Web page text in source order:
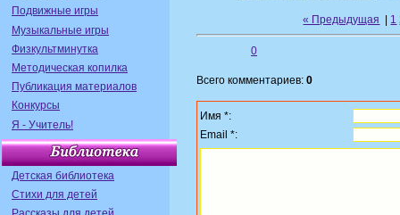
Подвижные игры
Музыкальные игры
Физкультминутка
Методическая копилка
Публикация материалов
Конкурсы
Я - Учитель!
Детская библиотека
Стихи для детей
« Предыдущая 1
0
Всего комментариев: 0
Имя *:
Email *: